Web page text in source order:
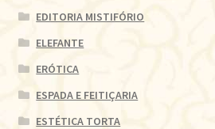
EDITORIA MISTIFÓRIO
ELEFANTE
ERÓTICA
ESPADA E FEITIÇARIA
ESTÉTICA TORTA